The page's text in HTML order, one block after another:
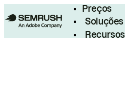
Preços
Soluções
Recursos